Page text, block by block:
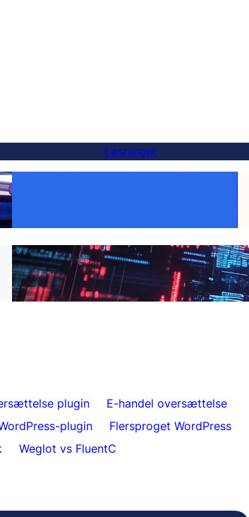
Løsninger
Ubesværet hjemmesideoversættelse for
kunder
plugin
E-handel oversættelse
plugin
Flersproget WordPress
Weglot vs FluentC